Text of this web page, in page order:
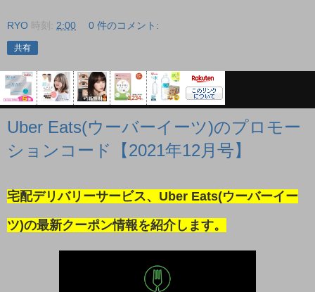
RYO 時刻: 2:00 0 件のコメント:
共有
Uber Eats(ウーバーイーツ)のプロモー
ションコード【2021年12月号】
宅配デリバリーサービス、Uber Eats(ウーバーイー
ツ)の最新クーポン情報を紹介します。